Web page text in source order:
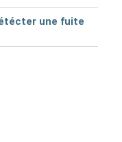
une fuite